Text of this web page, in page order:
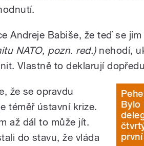
Andreje Babiše, že teď se
NATO, pozn. red.)nehodí,
Vlastně to deklarují
Bylo
první
že se opravdu
téměř ústavní krize.
až dál to může jít.
do stavu, že vláda